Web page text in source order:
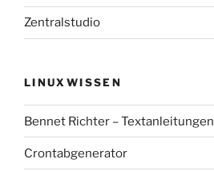
Zentralstudio
LINUXWISSEN
Bennet Richter – Textanleitungen
Crontabgenerator